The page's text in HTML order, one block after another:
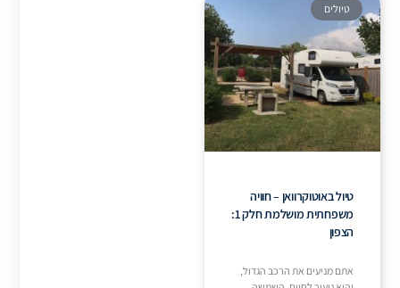
טיולים
טיול באוטוקרוואן – חוויה
משפחתית מושלמת חלק 1:
הצפון
אתם מניעים את הרכב הגדול,